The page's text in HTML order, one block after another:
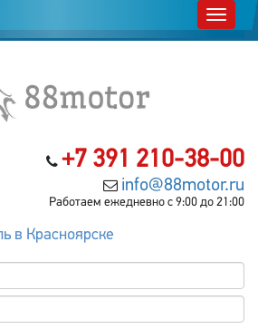
+7 391 210-38-00
info@88motor.ru
Работаем ежедневно с 9:00 до 21:00
в Красноярске